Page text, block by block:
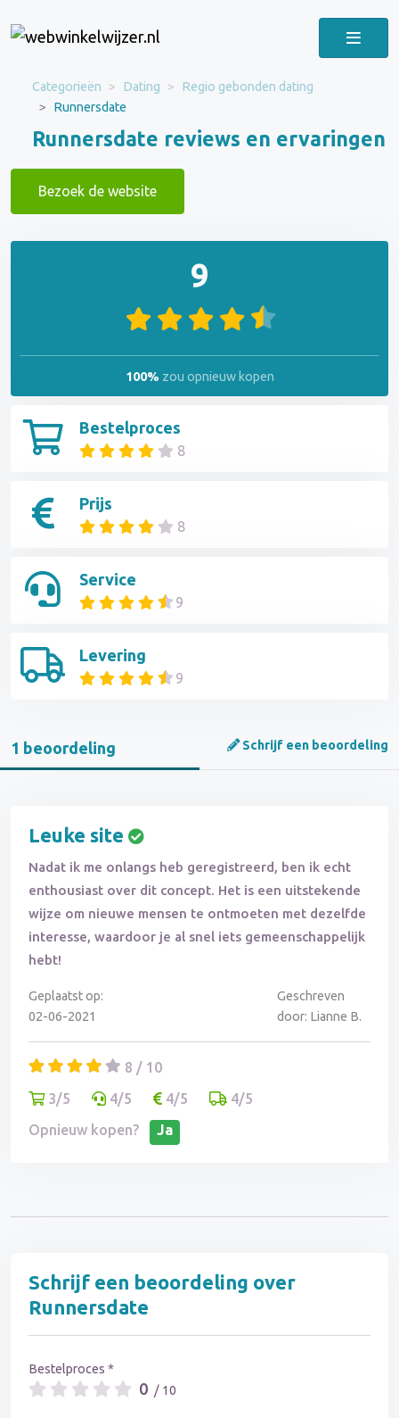
Categorieën Dating
Regio gebonden dating
Runnersdate
Runnersdate reviews en ervaringen
Bezoek de website
Bestelproces
8
Prijs
8
Service
9
Levering
9
9
100% zou opnieuw kopen
1 beoordeling Schrijf een beoordeling
Leuke site
Nadat ik me onlangs heb geregistreerd, ben ik echt
enthousiast over dit concept. Het is een uitstekende
wijze om nieuwe mensen te ontmoeten met dezelfde
interesse, waardoor je al snel iets gemeenschappelijk
hebt!
Geplaatst op:
02-06-2021
Geschreven
door: Lianne B.
8 / 10
3/5
4/5 4/5
4/5
Opnieuw kopen?
Ja
Schrijf een beoordeling over
Runnersdate
Bestelproces *
0 / 10